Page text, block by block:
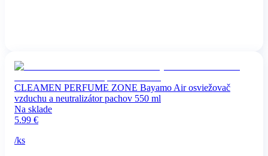
CLEAMEN PERFUME ZONE Bayamo Air osviežovač
vzduchu a neutralizátor pachov 550 ml
Na sklade
5.99 €
/ks